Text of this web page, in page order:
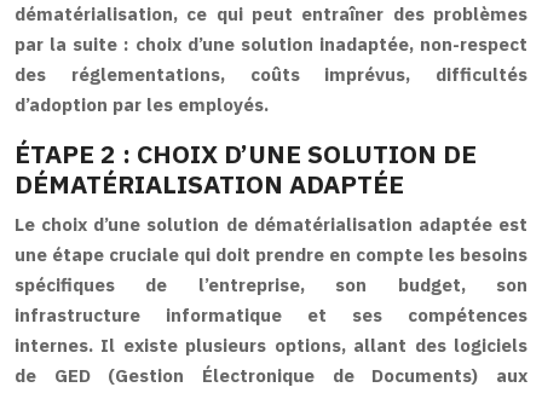
dématérialisation, ce qui peut entraîner des problèmes
par la suite : choix d’une solution inadaptée, non-respect
des réglementations, coûts imprévus, difficultés
d’adoption par les employés.
ÉTAPE 2 : CHOIX D’UNE SOLUTION DE
DÉMATÉRIALISATION ADAPTÉE
Le choix d’une solution de dématérialisation adaptée est
une étape cruciale qui doit prendre en compte les besoins
spécifiques de l’entreprise, son budget, son
infrastructure informatique et ses compétences
internes. Il existe plusieurs options, allant des logiciels
de GED (Gestion Électronique de Documents) aux